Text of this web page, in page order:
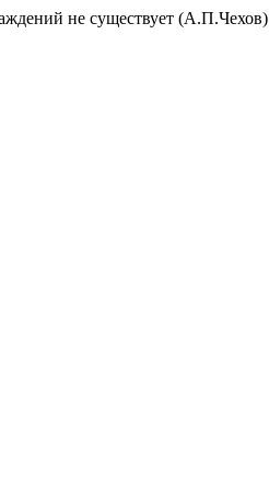
не существует (А.П.Чехов)